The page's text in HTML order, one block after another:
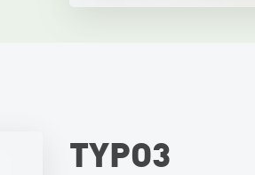
TYPO3